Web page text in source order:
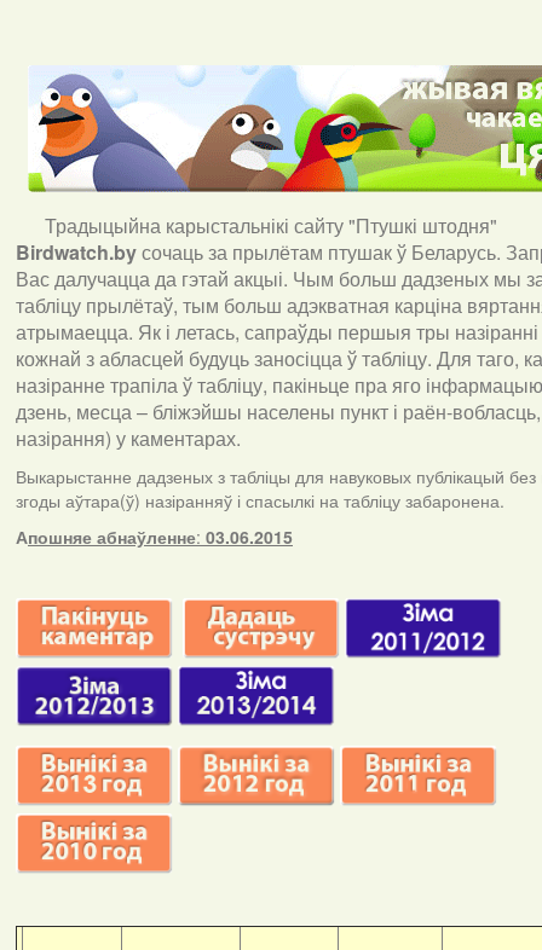
Традыцыйна карыстальнікі сайту "Птушкі штодня"
Birdwatch.byсочаць за прылётам птушак ў Беларусь.
Вас далучацца да гэтай акцыі. Чым больш дадзеных мы
табліцу прылётаў, тым больш адэкватная карціна
атрымаецца. Як і летась, сапраўды першыя тры
кожнай з абласцей будуць заносіцца ў табліцу. Для таго,
назіранне трапіла ў табліцу, пакіньце пра яго
дзень, месца – бліжэйшы населены пункт і раён-
назірання) у каментарах.
Выкарыстанне дадзеных з табліцы для навуковых публікацый без
згоды аўтара(ў) назіранняў і спасылкі на табліцу забаронена.
Апошняе абнаўленне: 03.06.2015